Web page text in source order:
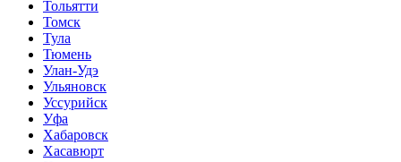
Тольятти
Томск
Тула
Тюмень
Улан-Удэ
Ульяновск
Уссурийск
Уфа
Хабаровск
Хасавюрт